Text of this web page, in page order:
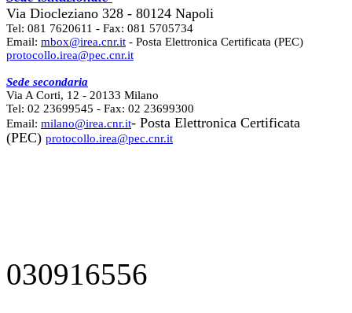
Via Diocleziano 328 - 80124 Napoli
Tel: 081 7620611 - Fax: 081 5705734
Email: mbox@irea.cnr.it - Posta Elettronica Certificata (PEC)
protocollo.irea@pec.cnr.it
Sede secondaria
Via A Corti, 12 - 20133 Milano
Tel: 02 23699545 - Fax: 02 23699300
Email: milano@irea.cnr.it- Posta Elettronica Certificata
(PEC) protocollo.irea@pec.cnr.it
030916556